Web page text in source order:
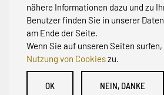
nähere Informationen dazu und zu
Benutzer finden Sie in unserer
am Ende der Seite.
Wenn Sie auf unseren Seiten
Nutzung von Cookieszu.
OK NEIN, DANKE
inSchömberg(Zollernalbkreis)
© Initiative zur Abwehr von